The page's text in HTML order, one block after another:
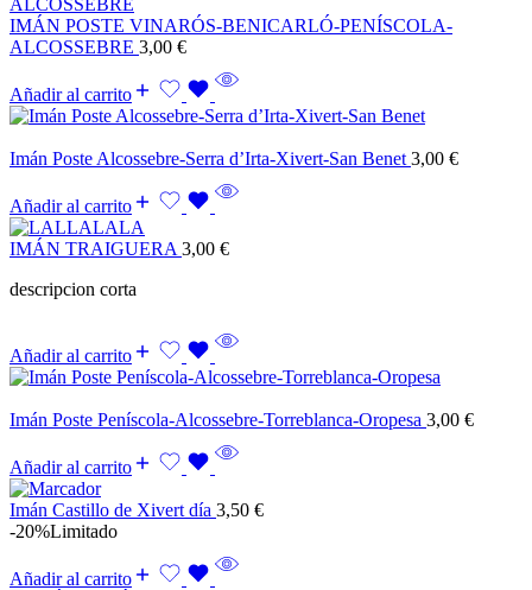
IMÁN POSTE VINARÓS-BENICARLÓ-PENÍSCOLA-
ALCOSSEBRE 3,00 €
Añadir al carrito
Imán Poste Alcossebre-Serra d’Irta-Xivert-San Benet 3,00 €
Añadir al carrito
IMÁN TRAIGUERA 3,00 €
descripcion corta
Añadir al carrito
Imán Poste Peníscola-Alcossebre-Torreblanca-Oropesa 3,00 €
Añadir al carrito
Imán Castillo de Xivert día 3,50 €
-20%Limitado
Añadir al carrito